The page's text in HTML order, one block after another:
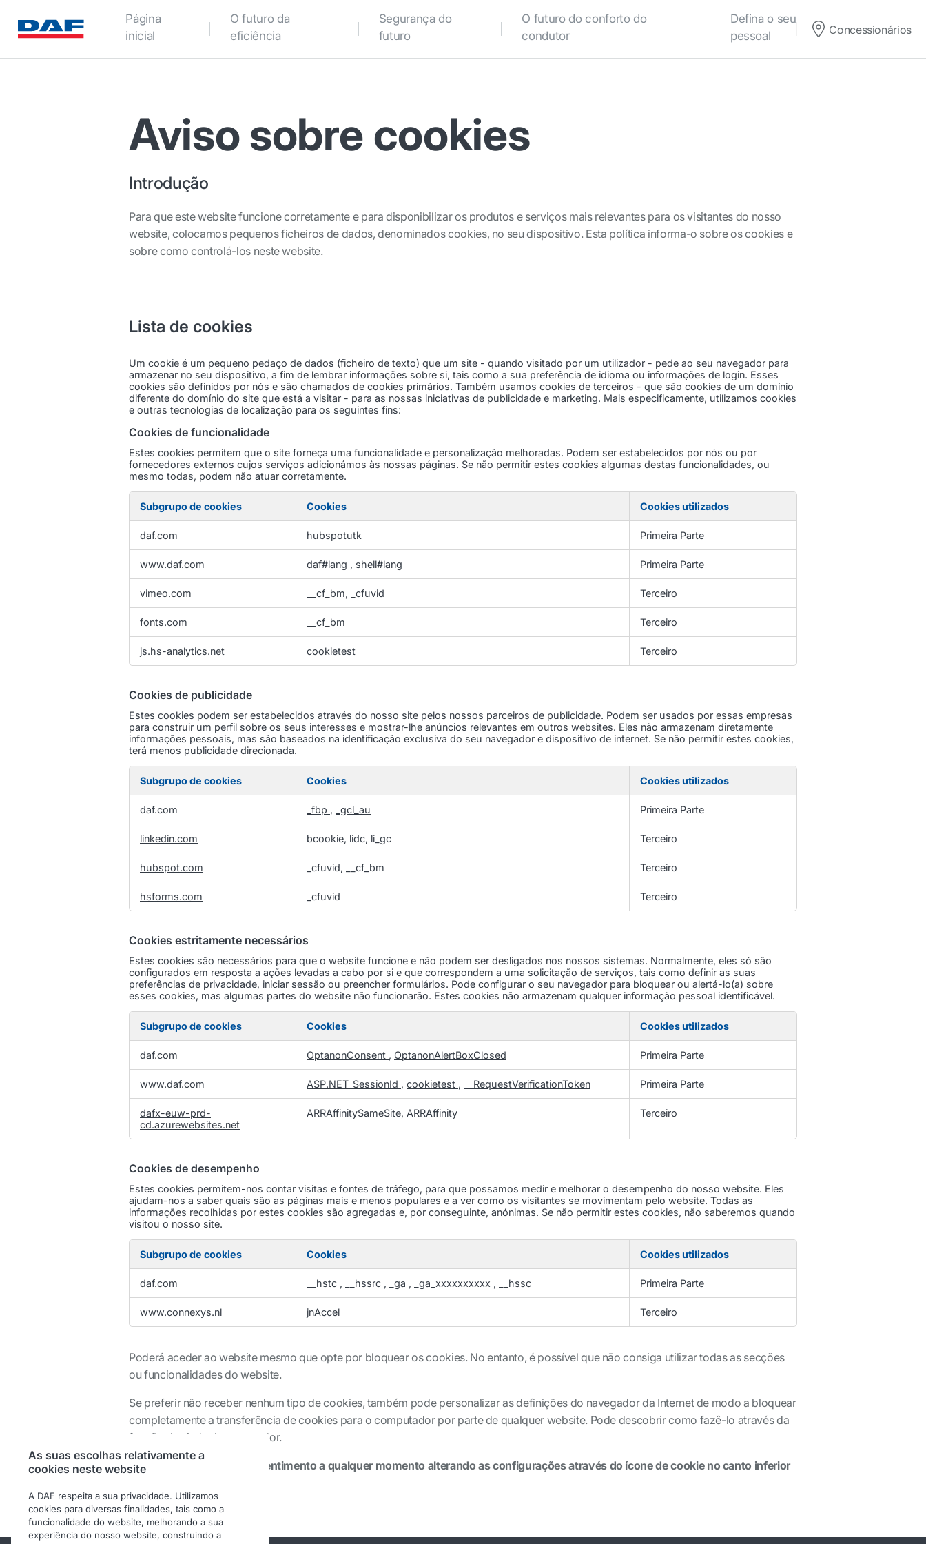
Página
inicial
O futuro da
eficiência
Segurança do
futuro
O futuro do conforto do
condutor
Defina o seu estilo
pessoal
Concessionários
Aviso sobre cookies
Introdução
Para que este website funcione corretamente e para disponibilizar os produtos e serviços mais relevantes para os visitantes do nosso
website, colocamos pequenos ficheiros de dados, denominados cookies, no seu dispositivo. Esta política informa-o sobre os cookies e
sobre como controlá-los neste website.
Lista de cookies
Um cookie é um pequeno pedaço de dados (ficheiro de texto) que um site - quando visitado por um utilizador - pede ao seu navegador para
armazenar no seu dispositivo, a fim de lembrar informações sobre si, tais como a sua preferência de idioma ou informações de login. Esses
cookies são definidos por nós e são chamados de cookies primários. Também usamos cookies de terceiros - que são cookies de um domínio
diferente do domínio do site que está a visitar - para as nossas iniciativas de publicidade e marketing. Mais especificamente, utilizamos cookies
e outras tecnologias de localização para os seguintes fins:
Cookies de funcionalidade
Estes cookies permitem que o site forneça uma funcionalidade e personalização melhoradas. Podem ser estabelecidos por nós ou por
fornecedores externos cujos serviços adicionámos às nossas páginas. Se não permitir estes cookies algumas destas funcionalidades, ou
mesmo todas, podem não atuar corretamente.
de
Subgrupo de cookies Cookies Cookies utilizados
daf.com hubspotutk Primeira Parte
www.daf.com daf#lang , shell#lang Primeira Parte
vimeo.com __cf_bm, _cfuvid Terceiro
fonts.com __cf_bm Terceiro
js.hs-analytics.net cookietest Terceiro
Cookies de publicidade
Estes cookies podem ser estabelecidos através do nosso site pelos nossos parceiros de publicidade. Podem ser usados por essas empresas
para construir um perfil sobre os seus interesses e mostrar-lhe anúncios relevantes em outros websites. Eles não armazenam diretamente
informações pessoais, mas são baseados na identificação exclusiva do seu navegador e dispositivo de internet. Se não permitir estes cookies,
terá menos publicidade direcionada.
de
Subgrupo de cookies Cookies Cookies utilizados
daf.com _fbp , _gcl_au Primeira Parte
linkedin.com bcookie, lidc, li_gc Terceiro
hubspot.com _cfuvid, __cf_bm Terceiro
hsforms.com _cfuvid Terceiro
Cookies estritamente necessários
Estes cookies são necessários para que o website funcione e não podem ser desligados nos nossos sistemas. Normalmente, eles só são
configurados em resposta a ações levadas a cabo por si e que correspondem a uma solicitação de serviços, tais como definir as suas
preferências de privacidade, iniciar sessão ou preencher formulários. Pode configurar o seu navegador para bloquear ou alertá-lo(a) sobre
esses cookies, mas algumas partes do website não funcionarão. Estes cookies não armazenam qualquer informação pessoal identificável.
estritamente
Subgrupo de cookies Cookies Cookies utilizados
daf.com OptanonConsent , OptanonAlertBoxClosed Primeira Parte
www.daf.com ASP.NET_SessionId , cookietest , __RequestVerificationToken Primeira Parte
dafx-euw-prd-
cd.azurewebsites.net
ARRAffinitySameSite, ARRAffinity Terceiro
Cookies de desempenho
Estes cookies permitem-nos contar visitas e fontes de tráfego, para que possamos medir e melhorar o desempenho do nosso website. Eles
ajudam-nos a saber quais são as páginas mais e menos populares e a ver como os visitantes se movimentam pelo website. Todas as
informações recolhidas por estes cookies são agregadas e, por conseguinte, anónimas. Se não permitir estes cookies, não saberemos quando
visitou o nosso site.
de
Subgrupo de cookies Cookies Cookies utilizados
daf.com __hstc , __hssrc , _ga , _ga_xxxxxxxxxx , __hssc Primeira Parte
www.connexys.nl jnAccel Terceiro
Poderá aceder ao website mesmo que opte por bloquear os cookies. No entanto, é possível que não consiga utilizar todas as secções
ou funcionalidades do website.
Se preferir não receber nenhum tipo de cookies, também pode personalizar as definições do navegador da Internet de modo a bloquear
completamente a transferência de cookies para o computador por parte de qualquer website. Pode descobrir como fazê-lo através da
função de ajuda do navegador.
Você pode retirar seu consentimento a qualquer momento alterando as configurações através do ícone de cookie no canto inferior
As suas escolhas relativamente a
cookies neste website
A DAF respeita a sua privacidade. Utilizamos
cookies para diversas finalidades, tais como a
funcionalidade do website, melhorando a sua
experiência do nosso website, construindo a